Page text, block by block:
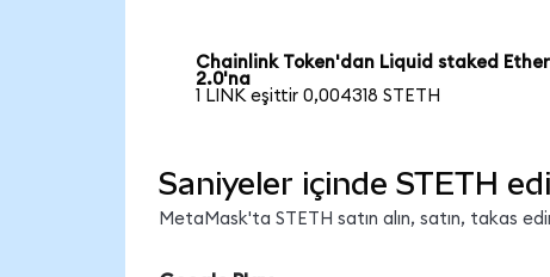
Chainlink Token'dan Liquid staked Ether
2.0'na
1 LINK eşittir 0,004318 STETH
Saniyeler içinde STETH
MetaMask'ta STETH satın alın, satın, takas